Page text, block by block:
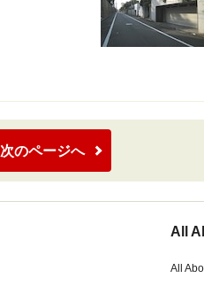
次のページへ
All
All